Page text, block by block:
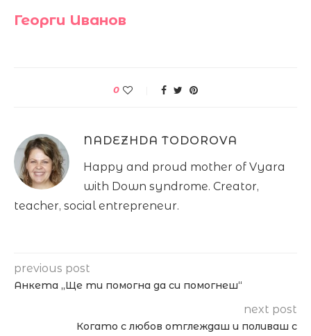
Георги Иванов
0
NADEZHDA TODOROVA
Happy and proud mother of Vyara
with Down syndrome. Creator,
teacher, social entrepreneur.
previous post
Анкета „Ще ти помогна да си помогнеш“
next post
Когато с любов отглеждаш и поливаш с